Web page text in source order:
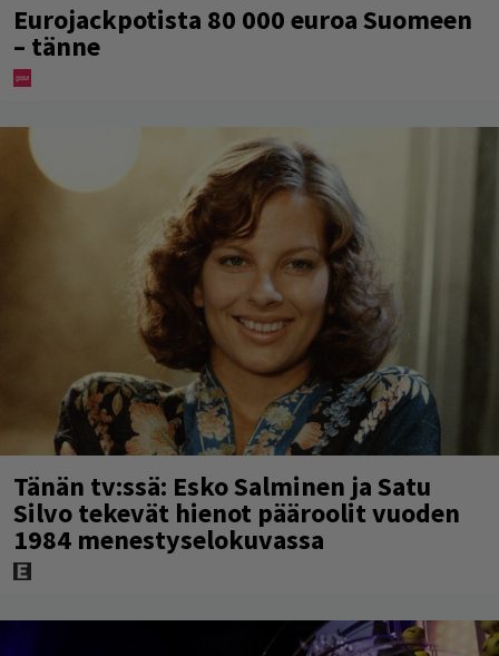
Eurojackpotista 80 000 euroa Suomeen
– tänne
Tänän tv:ssä: Esko Salminen ja Satu
Silvo tekevät hienot pääroolit vuoden
1984 menestyselokuvassa